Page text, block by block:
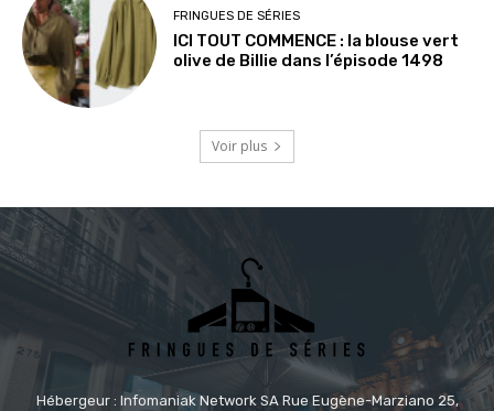
FRINGUES DE SÉRIES
ICI TOUT COMMENCE : la blouse vert
olive de Billie dans l’épisode 1498
Voir plus
Hébergeur : Infomaniak Network SA Rue Eugène-Marziano 25,